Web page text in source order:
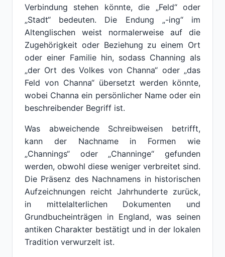
Verbindung stehen könnte, die „Feld“ oder
„Stadt“ bedeuten. Die Endung „-ing“ im
Altenglischen weist normalerweise auf die
Zugehörigkeit oder Beziehung zu einem Ort
oder einer Familie hin, sodass Channing als
„der Ort des Volkes von Channa“ oder „das
Feld von Channa“ übersetzt werden könnte,
wobei Channa ein persönlicher Name oder ein
beschreibender Begriff ist.
Was abweichende Schreibweisen betrifft,
kann der Nachname in Formen wie
„Channings“ oder „Channinge“ gefunden
werden, obwohl diese weniger verbreitet sind.
Die Präsenz des Nachnamens in historischen
Aufzeichnungen reicht Jahrhunderte zurück,
in mittelalterlichen Dokumenten und
Grundbucheinträgen in England, was seinen
antiken Charakter bestätigt und in der lokalen
Tradition verwurzelt ist.